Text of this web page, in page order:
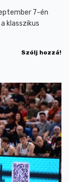
7-én
klasszikus
Szólj hozzá!